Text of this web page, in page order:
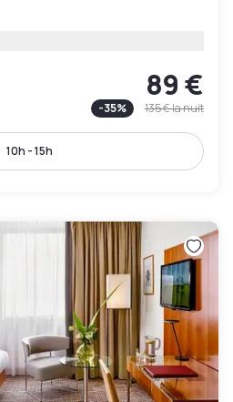
89 €
-35% 135 €la nuit
10h - 15h